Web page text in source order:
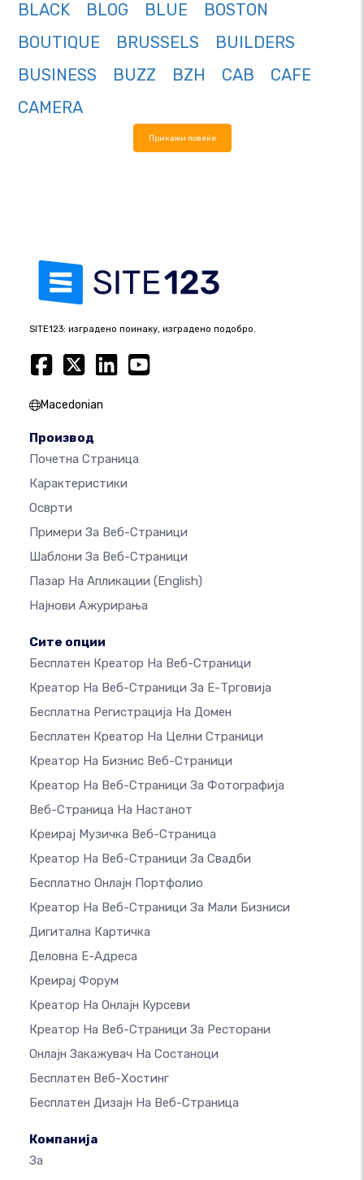
BLACK
BLOG BLUE
BOSTON
BOUTIQUE
BRUSSELS
BUILDERS
BUSINESS
BUZZ BZH CAB
CAFE
CAMERA
Прикажи повеќе
SITE123: изградено поинаку, изградено подобро.
Macedonian
Производ
Почетна Страница
Карактеристики
Осврти
Примери За Веб-Страници
Шаблони За Веб-Страници
Пазар На Апликации (English)
Најнови Ажурирања
Сите опции
Бесплатен Креатор На Веб-Страници
Креатор На Веб-Страници За Е-Трговија
Бесплатна Регистрација На Домен
Бесплатен Креатор На Целни Страници
Креатор На Бизнис Веб-Страници
Креатор На Веб-Страници За Фотографија
Веб-Страница На Настанот
Креирај Музичка Веб-Страница
Креатор На Веб-Страници За Свадби
Бесплатно Онлајн Портфолио
Креатор На Веб-Страници За Мали Бизниси
Дигитална Картичка
Деловна Е-Адреса
Креирај Форум
Креатор На Онлајн Курсеви
Креатор На Веб-Страници За Ресторани
Онлајн Закажувач На Состаноци
Бесплатен Веб-Хостинг
Бесплатен Дизајн На Веб-Страница
Компанија
За